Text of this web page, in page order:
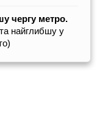
чергу метро.
найглибшу у